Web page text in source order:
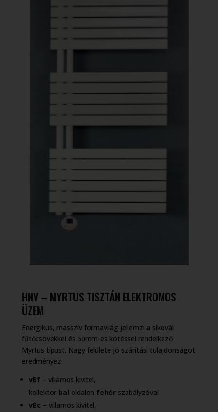
HNV – MYRTUS TISZTÁN ELEKTROMOS
ÜZEM
Energikus, masszív formavilág jellemzi a síkovál
fűtőcsövekkel és 50mm-es kötéssel rendelkező
Myrtus típust. Nagy felülete jó szárítási tulajdonságot
eredményez.
vBf – villamos kivitel,
kollektor bal oldalon fehérszabályzóval
vBc – villamos kivitel,